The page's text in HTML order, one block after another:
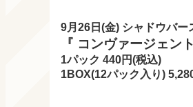
9月26日(金) シャドウバー
『 コンヴァージェン
1パック 440円(税込)
1BOX(12パック入り)